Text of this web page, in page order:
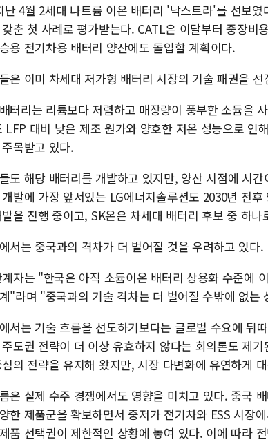
난 4월 2세대 나트륨 이온 배터리 '낙스트라'를 선보
춘 첫 사례로 평가받는다. CATL은 이달부터 중장비
용 전기차용 배터리 양산에도 돌입할 계획이다.
은 이미 차세대 저가형 배터리 시장의 기술 패권을
터리는 리튬보다 저렴하고 매장량이 풍부한 소듐을
LFP 대비 낮은 제조 원가와 양호한 저온 성능으로 인
목받고 있다.
도 해당 배터리를 개발하고 있지만, 양산 시점에 시
발에 가장 앞서있는 LG에너지솔루션도 2030년 전
을 진행 중이고, SK온은 차세대 배터리 후보 중 하
서는 중국과의 격차가 더 벌어질 것을 우려하고 있다.
자는 "한국은 아직 소듐이온 배터리 상용화 수준에
"라며 "중국과의 기술 격차는 더 벌어질 수밖에 없는
서는 기술 흐름을 선도하기보다는 글로벌 수요에 뒤
도권 전략이 더 이상 유효하지 않다는 회의론도 제
의 전략을 유지해 왔지만, 시장 다변화에 유연하게
은 실제 수주 경쟁에서도 영향을 미치고 있다. 중국
한 제품군을 확보하면서 중저가 전기차와 ESS 시장
품 선택권이 제한적인 상황에 놓여 있다. 이에 따라